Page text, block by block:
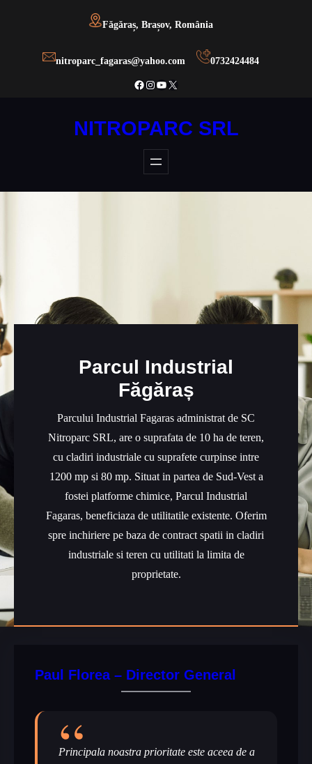
Făgăraș, Brașov, România
nitroparc_fagaras@yahoo.com 0732424484
Facebook
Instagram
YouTube
X
NITROPARC SRL
Parcul Industrial
Făgăraș
Parcului Industrial Fagaras administrat de SC
Nitroparc SRL, are o suprafata de 10 ha de teren,
cu cladiri industriale cu suprafete curpinse intre
1200 mp si 80 mp. Situat in partea de Sud-Vest a
fostei platforme chimice, Parcul Industrial
Fagaras, beneficiaza de utilitatile existente. Oferim
spre inchiriere pe baza de contract spatii in cladiri
industriale si teren cu utilitati la limita de
proprietate.
Paul Florea – Director General
Principala noastra prioritate este aceea de a